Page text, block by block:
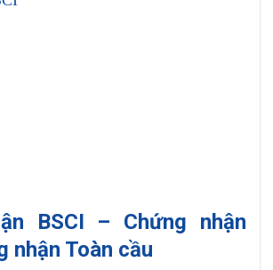
BSCI – Chứng nhận
nhận Toàn cầu